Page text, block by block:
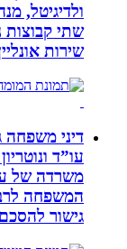
ולדיגיטל,
שתי קבוצות
שירות אונליין
דיני משפחה
עו”ד ונוטריון
משרדה של עורכת
המשפחה לרבות:
גישור להסכם